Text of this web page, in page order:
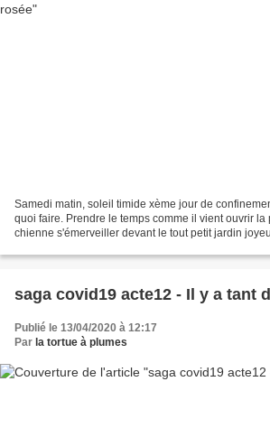
Samedi matin, soleil timide xème jour de
quoi faire. Prendre le temps comme il vient ouvrir la
chienne s'émerveiller devant le tout petit jardin
saga covid19 acte12 - Il y a tant
Publié le 13/04/2020 à 12:17
Par la tortue à plumes